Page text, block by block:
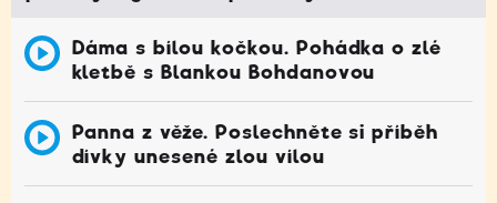
Dáma s bílou kočkou. Pohádka o zlé
kletbě s Blankou Bohdanovou
Panna z věže. Poslechněte si příběh
dívky unesené zlou vílou